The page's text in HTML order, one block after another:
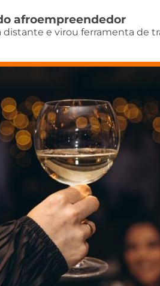
afroempreendedor
e virou ferramenta de